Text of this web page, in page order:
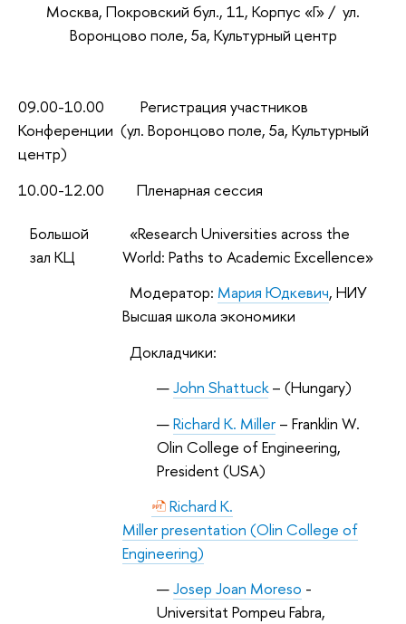
Москва, Покровский бул., 11, Корпус «Г» / ул.
Воронцово поле, 5а, Культурный центр
09.00-10.00 Регистрация участников
Конференции (ул. Воронцово поле, 5а, Культурный
центр)
10.00-12.00 Пленарная сессия
Большой
зал КЦ
«Research Universities across the
World: Paths to Academic Excellence»
Модератор: Мария Юдкевич, НИУ
Высшая школа экономики
Докладчики:
John Shattuck– (Hungary)
Richard K. Miller – Franklin W.
Olin College of Engineering,
President (USA)
Richard K.
Miller presentation (Olin College of
Engineering)
Josep Joan Moreso -
Universitat Pompeu Fabra,